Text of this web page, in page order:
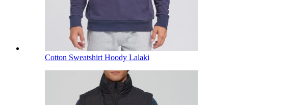
Cotton Sweatshirt Hoody Lalaki